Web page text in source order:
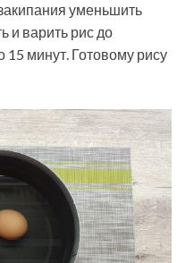
уменьшить
и варить рис до
15 минут. Готовому рису